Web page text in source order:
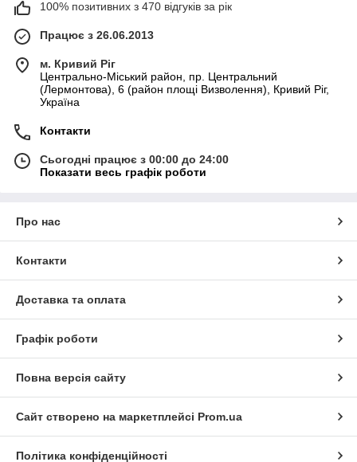
100% позитивних з 470 відгуків за рік
Працює з 26.06.2013
м. Кривий Ріг
Центрально-Міський район, пр. Центральний
(Лермонтова), 6 (район площі Визволення), Кривий Ріг,
Україна
Контакти
Сьогодні працює з 00:00 до 24:00
Показати весь графік роботи
Про нас
Контакти
Доставка та оплата
Графік роботи
Повна версія сайту
Сайт створено на маркетплейсі Prom.ua
Політика конфіденційності